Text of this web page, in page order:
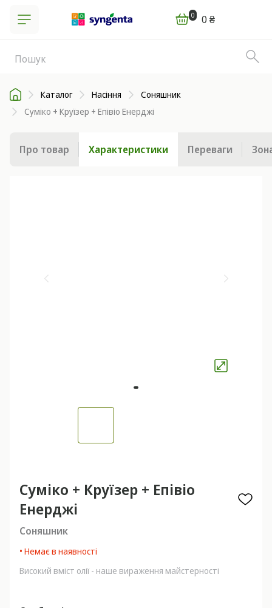
0 0 ₴
Каталог Насіння
Соняшник
Суміко + Круїзер + Епівіо Енерджі
Про товар Характеристики Переваги
Суміко + Круїзер + Епівіо
Енерджі
Соняшник
• Немає в наявності
Високий вміст олії - наше вираження майстерності